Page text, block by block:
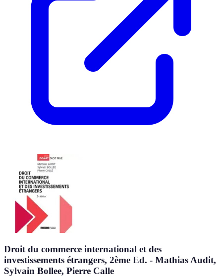
Droit du commerce international et des
investissements étrangers, 2ème Ed. - Mathias Audit,
Sylvain Bollee, Pierre Calle